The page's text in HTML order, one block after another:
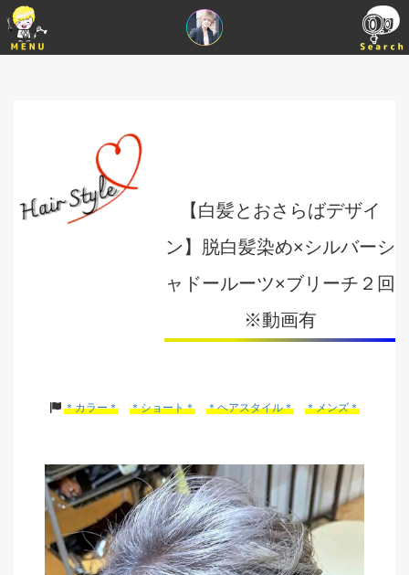
【白髪とおさらばデザイ
ン】脱白髪染め×シルバーシ
ャドールーツ×ブリーチ２回
※動画有
＊カラー＊ ＊ショート＊ ＊ヘアスタイル＊ ＊メンズ＊